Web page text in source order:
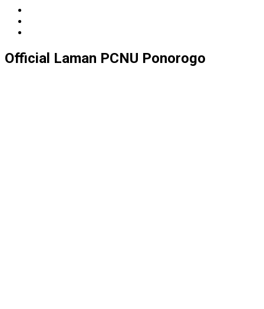
Official Laman PCNU Ponorogo